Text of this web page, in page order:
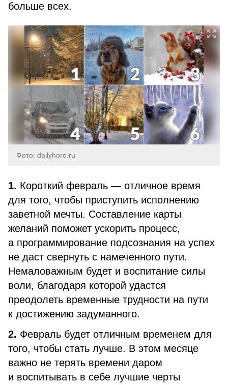
больше всех.
Фото: dailyhoro.ru
1. Короткий февраль — отличное время
для того, чтобы приступить исполнению
заветной мечты. Составление карты
желаний поможет ускорить процесс,
а программирование подсознания на успех
не даст свернуть с намеченного пути.
Немаловажным будет и воспитание силы
воли, благодаря которой удастся
преодолеть временные трудности на пути
к достижению задуманного.
2. Февраль будет отличным временем для
того, чтобы стать лучше. В этом месяце
важно не терять времени даром
и воспитывать в себе лучшие черты